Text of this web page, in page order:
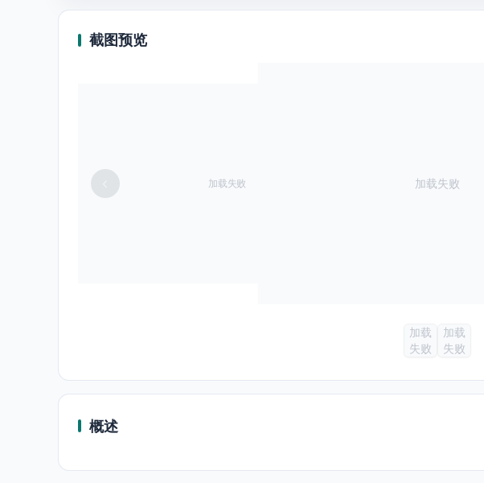
截图预览
加载失败 加载失败
加载
失败
加载
失败
概述